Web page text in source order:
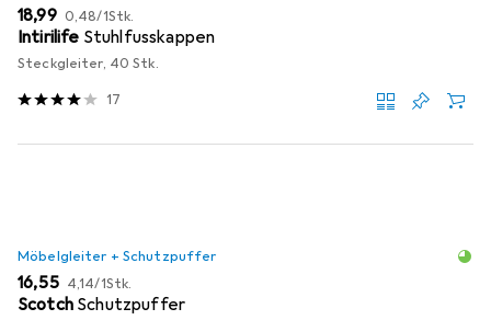
EUR
18,99 EUR
0,48/1Stk.
Intirilife Stuhlfusskappen
Steckgleiter, 40 Stk.
17
Möbelgleiter + Schutzpuffer
EUR
16,55 EUR
4,14/1Stk.
Scotch Schutzpuffer